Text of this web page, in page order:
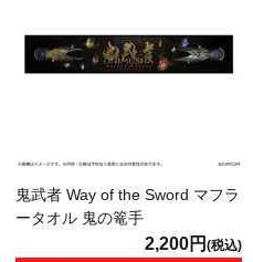
鬼武者 Way of the Sword マフラ
ータオル 鬼の篭手
2,200円 (税込)